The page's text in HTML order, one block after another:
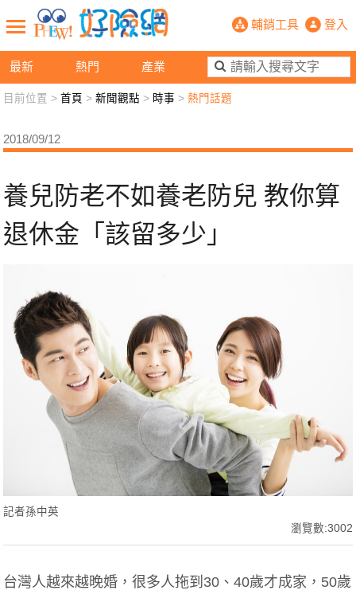
最新 熱門 產業
養兒防老不如養老防兒 教你算退
輔銷工具 登入
新聞觀點 業務交流 好險懂生活
退休先準備 好險學堂 輔銷工具 活動專區
目前位置 >首頁 >新聞觀點 > 時事 >熱門話題
2018/09/12
養兒防老不如養老防兒 教你算
退休金「該留多少」
記者孫中英
瀏覽數:3002
台灣人越來越晚婚，很多人拖到30、40歲才成家，50歲